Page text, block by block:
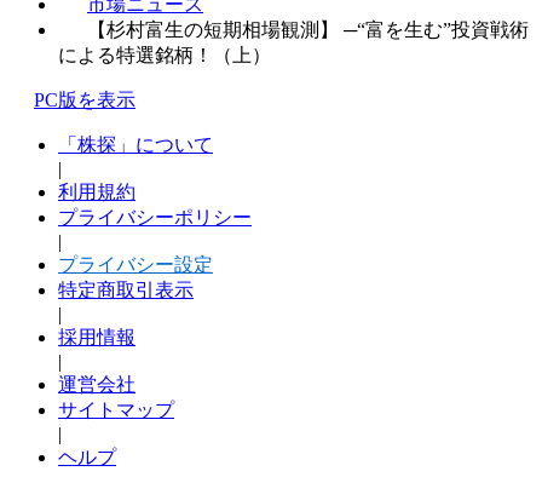
【杉村富生の短期相場観測】 ─“富を生む”投資戦術
による特選銘柄！（上）
PC版を表示
「株探」について
|
利用規約
プライバシーポリシー
|
プライバシー設定
特定商取引表示
|
採用情報
|
運営会社
サイトマップ
|
ヘルプ